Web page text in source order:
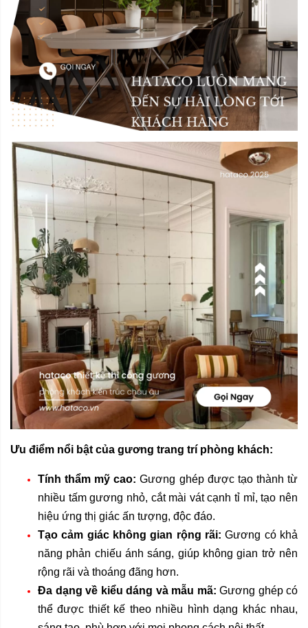
Ưu điểm nổi bật của gương trang trí phòng khách:
Tính thẩm mỹ cao: Gương ghép được tạo thành từ
nhiều tấm gương nhỏ, cắt mài vát cạnh tỉ mỉ, tạo nên
hiệu ứng thị giác ấn tượng, độc đáo.
Tạo cảm giác không gian rộng rãi: Gương có khả
năng phản chiếu ánh sáng, giúp không gian trở nên
rộng rãi và thoáng đãng hơn.
Đa dạng về kiểu dáng và mẫu mã: Gương ghép có
thể được thiết kế theo nhiều hình dạng khác nhau,